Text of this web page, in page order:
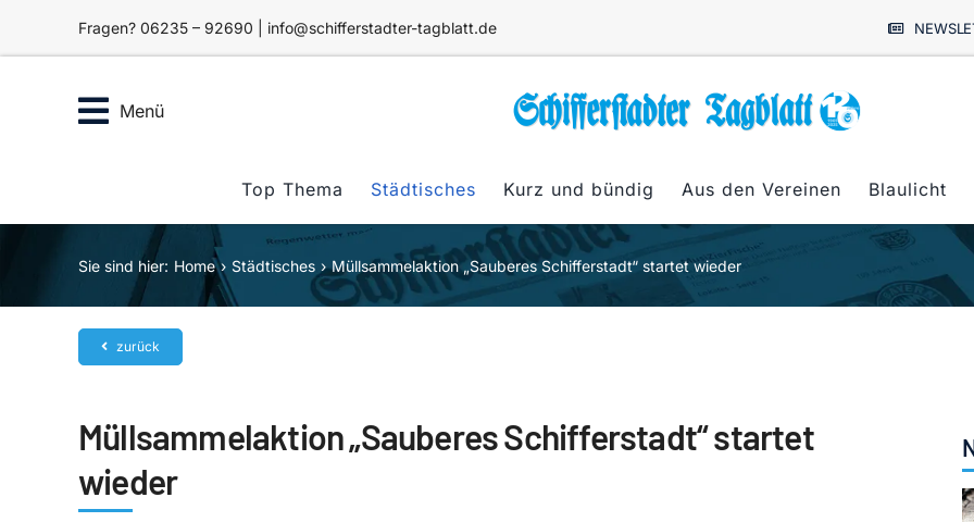
Fragen? 06235 – 92690 | info@schifferstadter-tagblatt.de
Menü
Top Thema Städtisches Kurz und bündig Aus den Vereinen Blaulicht
Sie sind hier: Home Städtisches Müllsammelaktion „Sauberes Schifferstadt“ startet wieder
zurück
Müllsammelaktion „Sauberes Schifferstadt“ startet
wieder